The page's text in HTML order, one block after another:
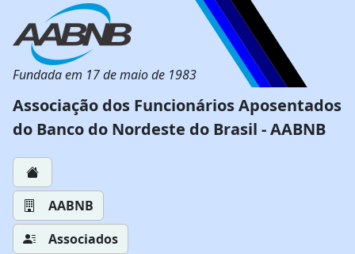
Fundada em 17 de maio de 1983
Associação dos Funcionários Aposentados
do Banco do Nordeste do Brasil - AABNB
AABNB
Associados